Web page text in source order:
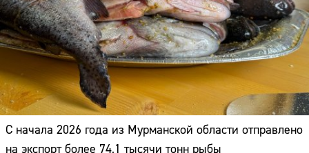
С начала 2026 года из Мурманской области отправлено
на экспорт более 74,1 тысячи тонн рыбы